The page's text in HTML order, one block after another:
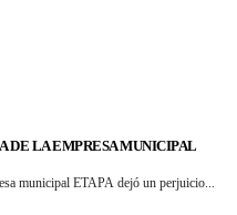
DE LA EMPRESA MUNICIPAL
municipal ETAPA dejó un perjuicio...